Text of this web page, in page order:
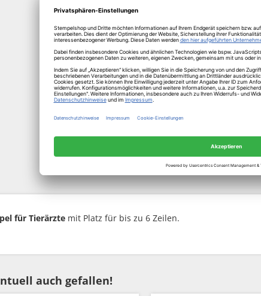
für Tierärzte mit Platz für bis zu 6 Zeilen.
auch gefallen!